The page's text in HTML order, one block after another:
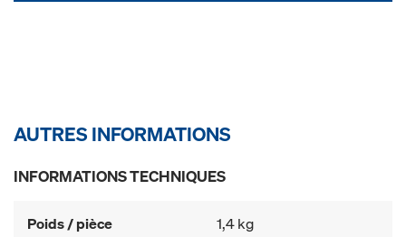
AUTRES INFORMATIONS
INFORMATIONS TECHNIQUES
Poids / pièce 1,4 kg